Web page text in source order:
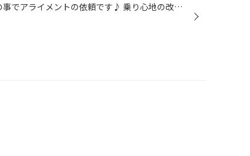
完成して、ハンドルがふらふらするとの事でアライメントの依頼です♪ 乗り心地の改善にレグノ入れたい言うてくれましたが、そのサイズは作ってませーん！ホイールごと変えちゃいましょw 作業依頼ありがとうございました！